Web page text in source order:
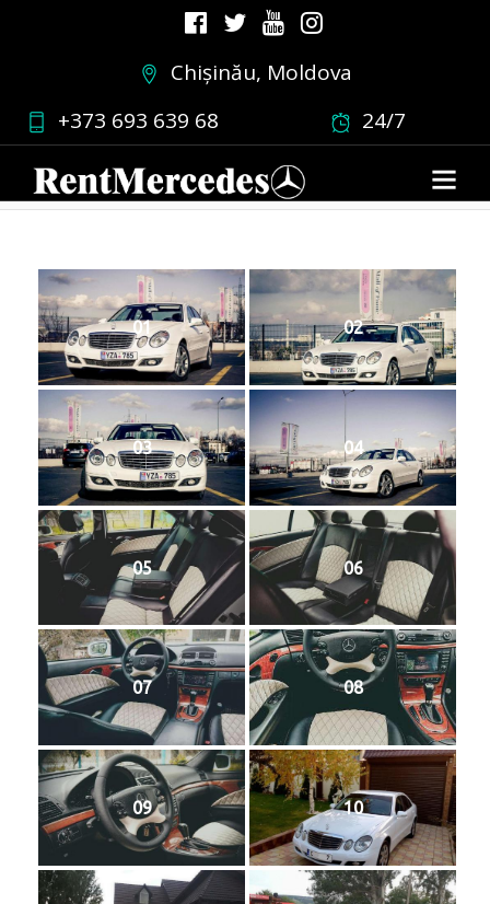
Chișinău, Moldova
+373 693 639 68
24/7
ew211albe2
0 COMMENT
01 02
03 04
05 06
07 08
09 10